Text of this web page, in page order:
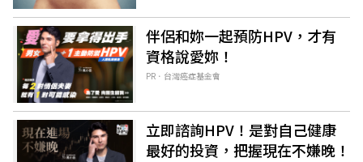
伴侶和妳一起預防HPV，才有
資格說愛妳！
PR．台灣癌症基金會
立即諮詢HPV！是對自己健康
最好的投資，把握現在不嫌晚！